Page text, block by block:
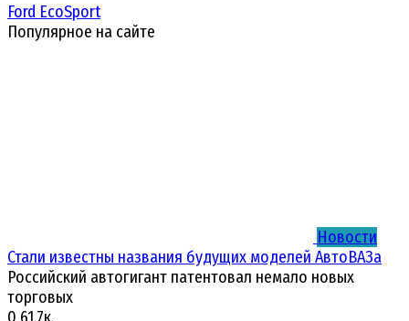
Ford EcoSport
Популярное на сайте
Новости
Стали известны названия будущих моделей АвтоВАЗа
Российский автогигант патентовал немало новых
торговых